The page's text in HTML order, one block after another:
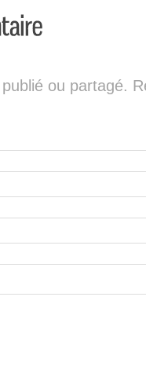
ou partagé.